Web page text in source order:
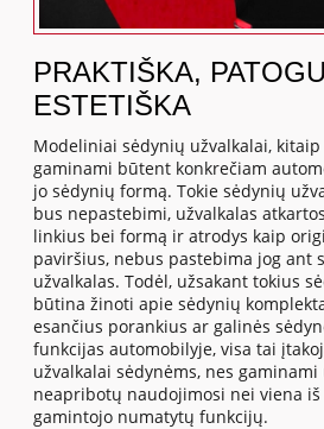
PRAKTIŠKA,
ESTETIŠKA
Modeliniai sėdynių užvalkalai,
gaminami būtent konkrečiam
jo sėdynių formą. Tokie sėdynių
bus nepastebimi, užvalkalas
linkius bei formą ir atrodys kaip
paviršius, nebus pastebima jog ant
užvalkalas. Todėl, užsakant tokius
būtina žinoti apie sėdynių
esančius porankius ar galinės
funkcijas automobilyje, visa tai
užvalkalai sėdynėms, nes
neapribotų naudojimosi nei viena
gamintojo numatytų funkcijų.